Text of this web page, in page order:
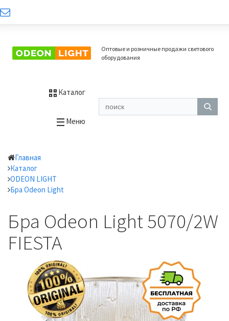
Оптовые и розничные продажи светового
оборудования
Каталог
Меню
Главная
Каталог
ODEON LIGHT
Бра Odeon Light
Бра Odeon Light 5070/2W
FIESTA